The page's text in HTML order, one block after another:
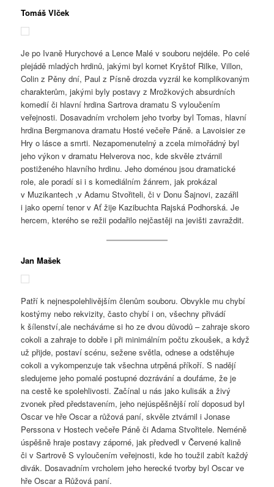
Tomáš Vlček
Je po Ivaně Hurychové a Lence Malé v souboru nejdéle. Po celé
plejádě mladých hrdinů, jakými byl kornet Kryštof Rilke, Villon,
Colin z Pěny dní, Paul z Písně drozda vyzrál ke komplikovaným
charakterům, jakými byly postavy z Mrožkových absurdních
komedií či hlavní hrdina Sartrova dramatu S vyloučením
veřejnosti. Dosavadním vrcholem jeho tvorby byl Tomas, hlavní
hrdina Bergmanova dramatu Hosté večeře Páně. a Lavoisier ze
Hry o lásce a smrti. Nezapomenutelný a zcela mimořádný byl
jeho výkon v dramatu Helverova noc, kde skvěle ztvárnil
postiženého hlavního hrdinu. Jeho doménou jsou dramatické
role, ale poradí si i s komediálním žánrem, jak prokázal
v Muzikantech ,v Adamu Stvořiteli, či v Donu Šajnovi, zazářil
i jako operní tenor v Ať žije Kazibuchta Rajská Podhorská. Je
hercem, kterého se režii podařilo nejčastěji na jevišti zavraždit.
Jan Mašek
Patří k nejnespolehlivějším členům souboru. Obvykle mu chybí
kostýmy nebo rekvizity, často chybí i on, všechny přivádí
k šílenství,ale necháváme si ho ze dvou důvodů – zahraje skoro
cokoli a zahraje to dobře i při minimálním počtu zkoušek, a když
už přijde, postaví scénu, sežene světla, odnese a odstěhuje
cokoli a vykompenzuje tak všechna utrpěná příkoří. S nadějí
sledujeme jeho pomalé postupné dozrávání a doufáme, že je
na cestě ke spolehlivosti. Začínal u nás jako kulisák a živý
zvonek před představením, jeho nejúspěšnější rolí doposud byl
Oscar ve hře Oscar a růžová paní, skvěle ztvárnil i Jonase
Perssona v Hostech večeře Páně či Adama Stvořitele. Neméně
úspěšně hraje postavy záporné, jak předvedl v Červené kalině
či v Sartrově S vyloučením veřejnosti, kde ho toužil zabít každý
divák. Dosavadním vrcholem jeho herecké tvorby byl Oscar ve
hře Oscar a Růžová paní.